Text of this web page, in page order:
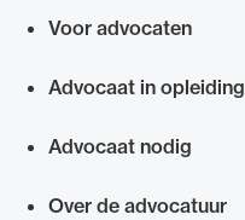
Voor advocaten
Advocaat in opleiding
Advocaat nodig
Over de advocatuur